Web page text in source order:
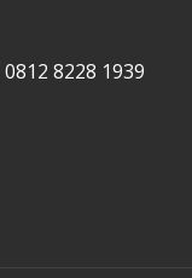
0812 8228 1939